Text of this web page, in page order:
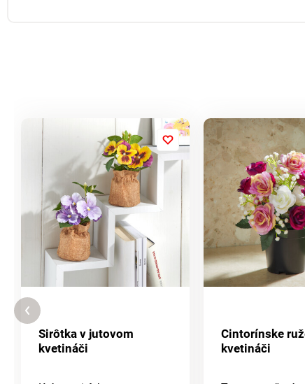
Sirôtka v jutovom
kvetináči
Cintorínske
kvetináči